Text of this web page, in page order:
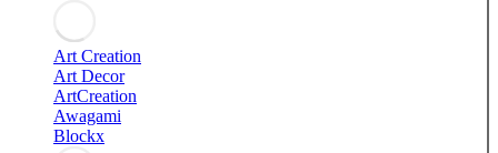
Art Creation
Art Decor
ArtCreation
Awagami
Blockx